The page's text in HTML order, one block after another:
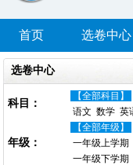
首页 选卷中心
选卷中心
科目：
【全部科目】
语文 数学 英
年级：
【全部年级】
一年级上学期
一年级下学期